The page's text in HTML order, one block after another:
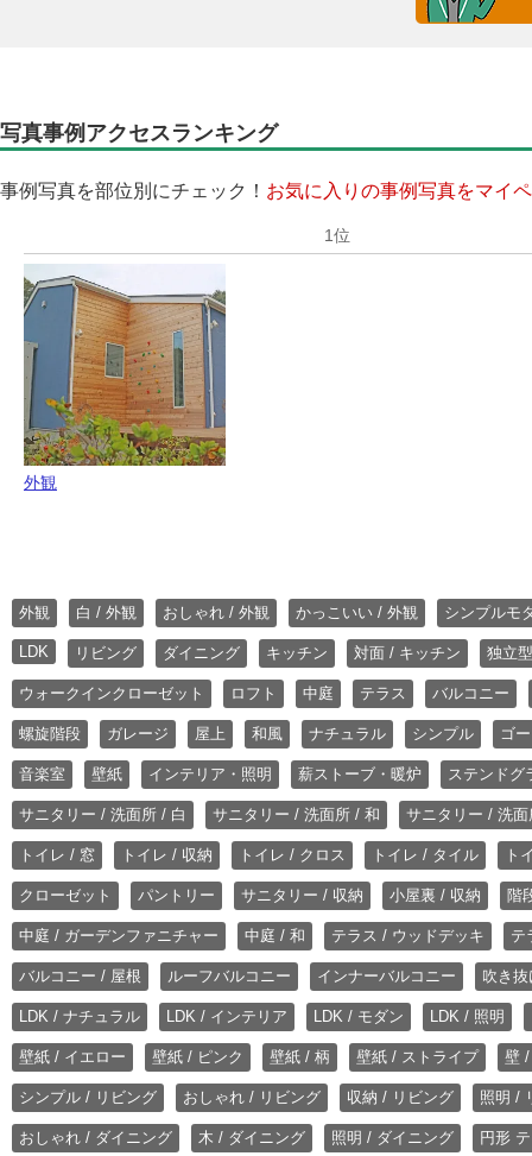
写真事例アクセスランキング
事例写真を部位別にチェック！ お気に入りの事例写真をマイ
外観
外観 白 / 外観 おしゃれ / 外観 かっこいい / 外観 シンプルモ
LDK リビング ダイニング キッチン 対面 / キッチン 独立
ウォークインクローゼット ロフト 中庭 テラス バルコニー
螺旋階段 ガレージ 屋上 和風 ナチュラル シンプル ゴ
音楽室 壁紙 インテリア・照明 薪ストーブ・暖炉 ステンドグ
サニタリー / 洗面所 / 白 サニタリー / 洗面所 / 和 サニタリー / 洗
トイレ / 窓 トイレ / 収納 トイレ / クロス トイレ / タイル ト
クローゼット パントリー サニタリー / 収納 小屋裏 / 収納 階
中庭 / ガーデンファニチャー 中庭 / 和 テラス / ウッドデッキ テ
バルコニー / 屋根 ルーフバルコニー インナーバルコニー 吹き
LDK / ナチュラル LDK / インテリア LDK / モダン LDK / 照明
壁紙 / イエロー 壁紙 / ピンク 壁紙 / 柄 壁紙 / ストライプ 壁
シンプル / リビング おしゃれ / リビング 収納 / リビング 照明 /
おしゃれ / ダイニング 木 / ダイニング 照明 / ダイニング 円形